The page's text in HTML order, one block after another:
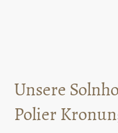
Unsere
Polier